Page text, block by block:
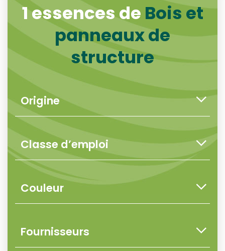
1 essences de Bois et
panneaux de
structure